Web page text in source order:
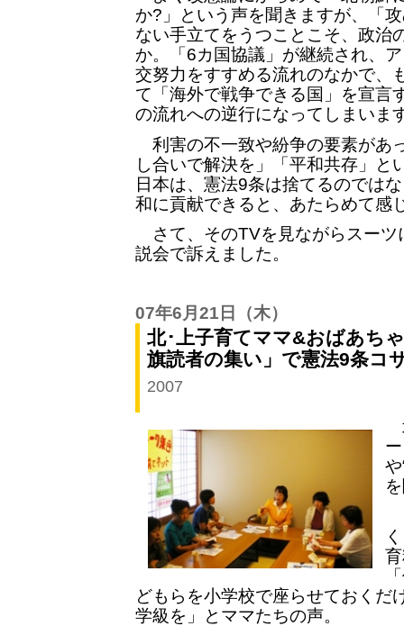
か?」という声を聞きますが、「
ない手立てをうつことこそ、政治
か。「6カ国協議」が継続され、
交努力をすすめる流れのなかで、
て「海外で戦争できる国」を宣言
の流れへの逆行になってしまいま
利害の不一致や紛争の要素があ
し合いで解決を」「平和共存」と
日本は、憲法9条は捨てるのでは
和に貢献できると、あたらめて感
さて、そのTVを見ながらスーツ
説会で訴えました。
07年6月21日 （木）
北･上子育てママ&おばあち
旗読者の集い」で憲法9条コ
2007
どもらを小学校で座らせておくだ
学級を」とママたちの声。